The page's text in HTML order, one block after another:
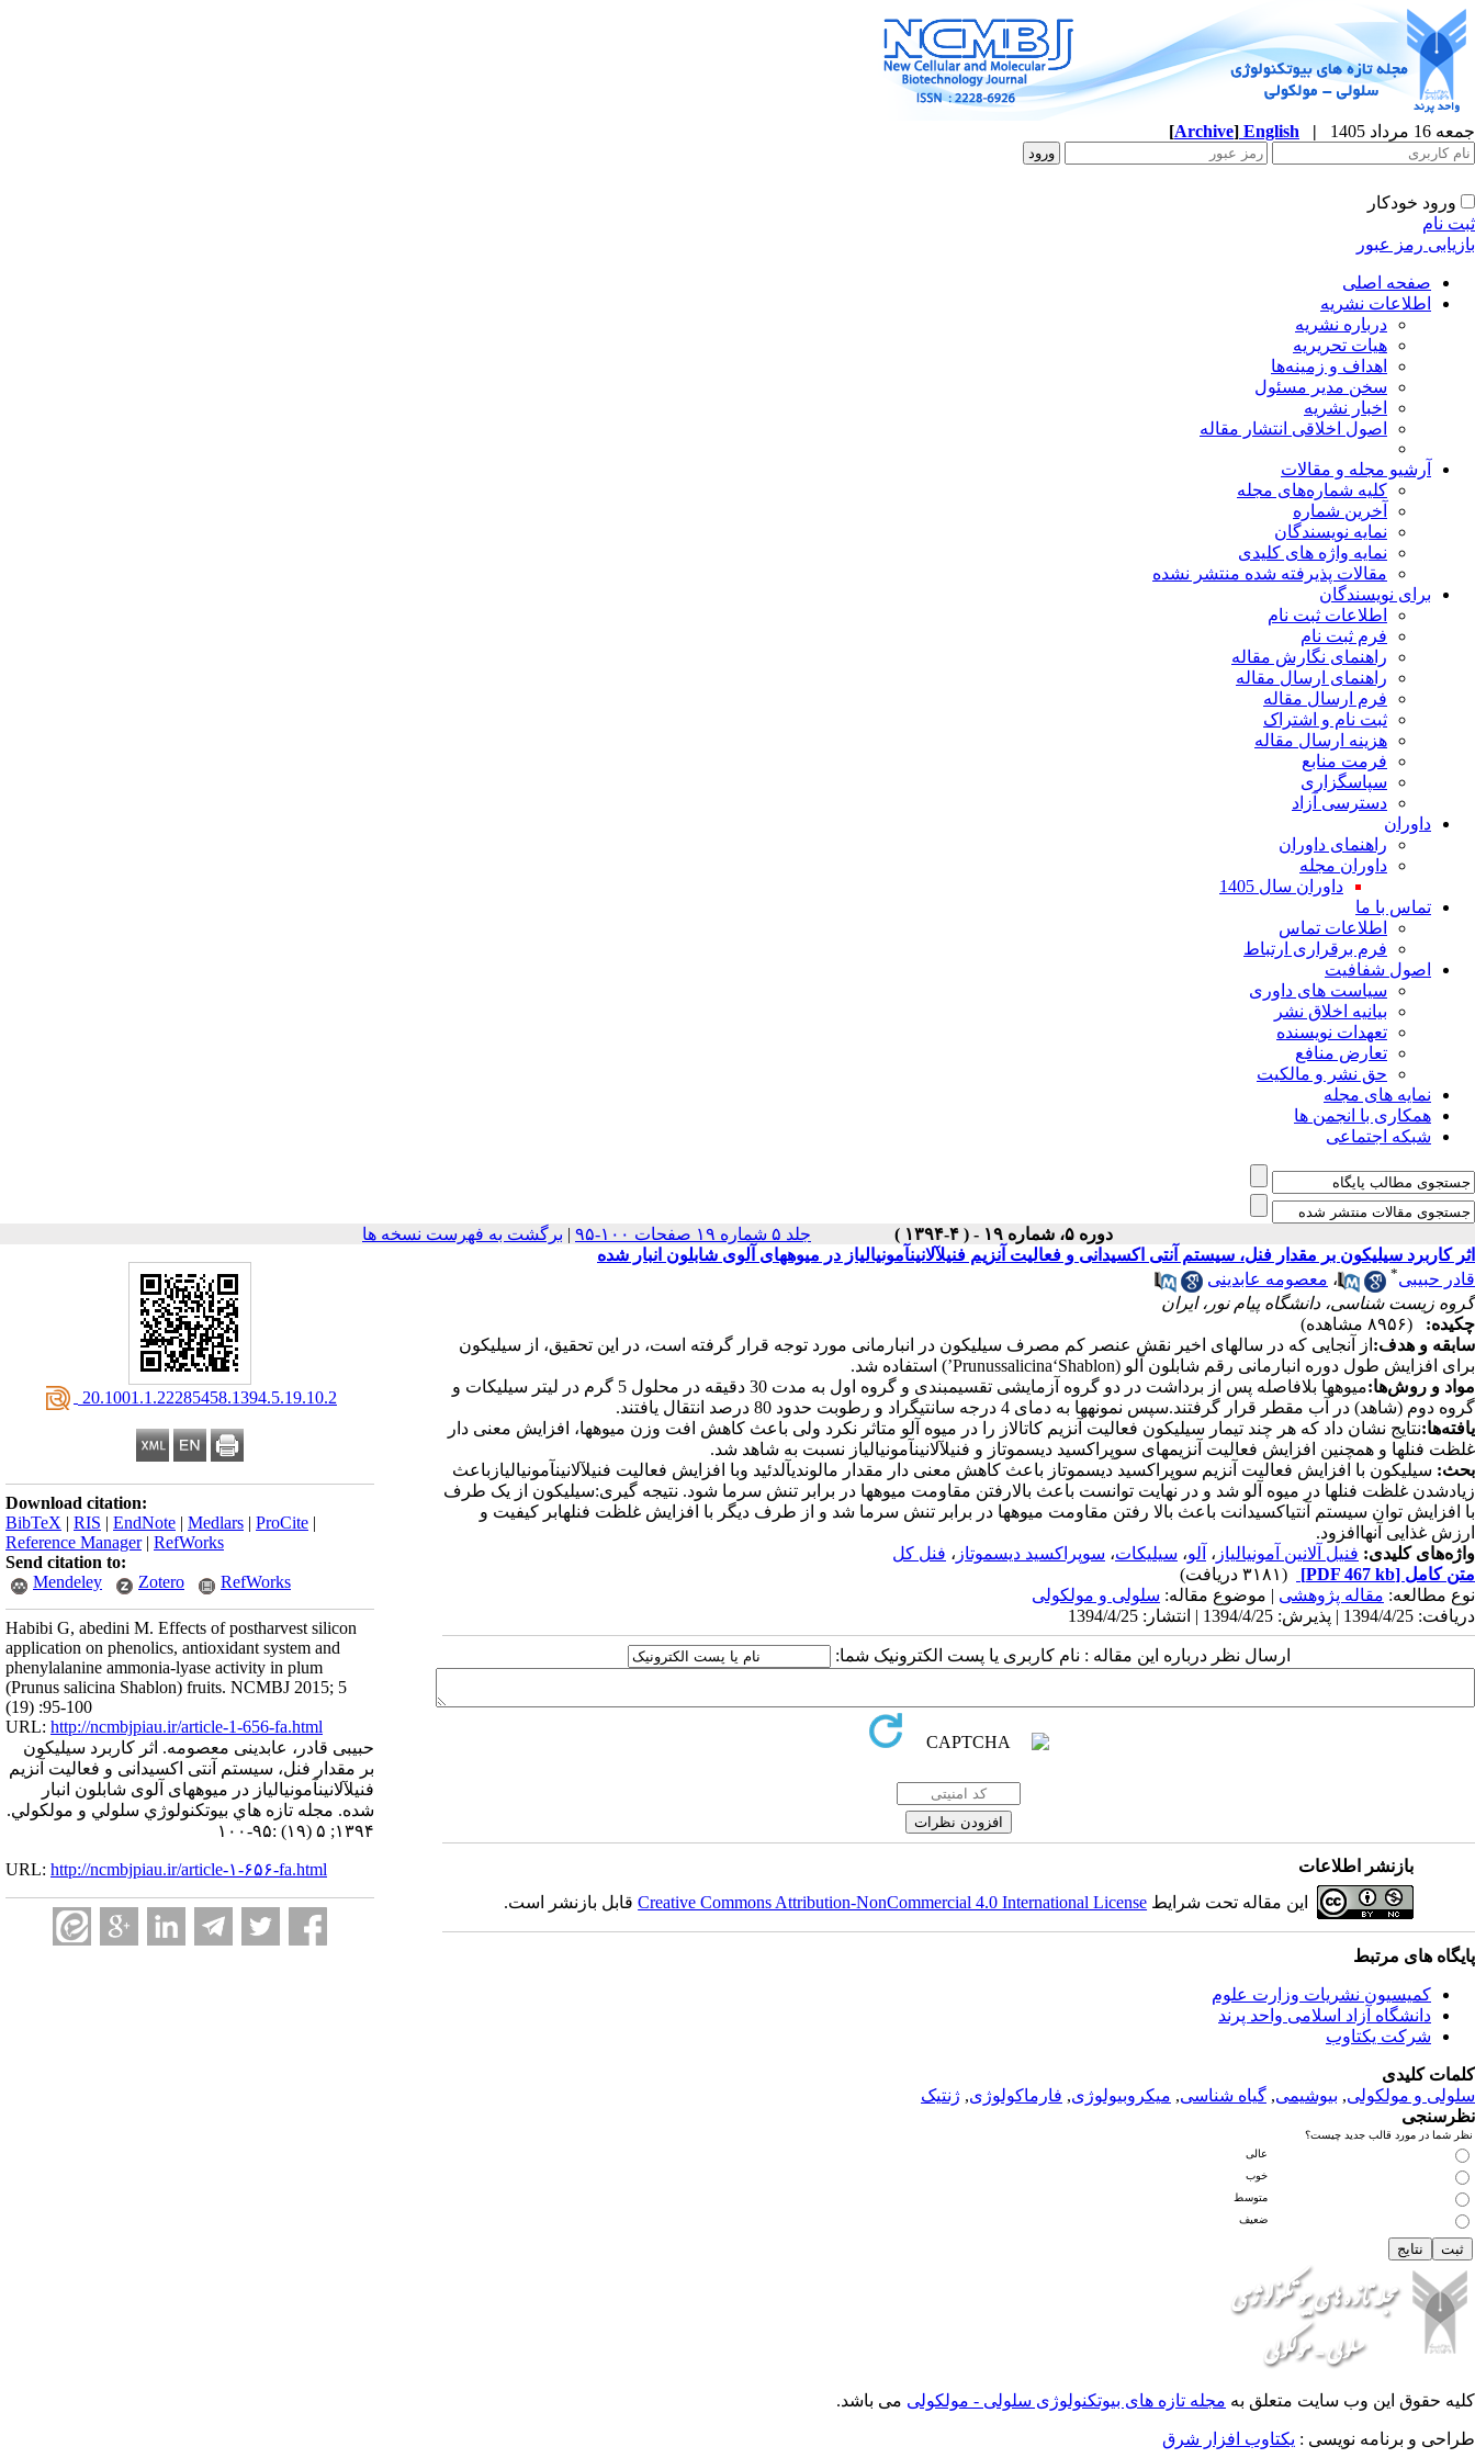
جمعه 16 مرداد 1405 |
English
[Archive]
ورود خودکار
ثبت نام
بازیابی رمز عبور
صفحه اصلی
اطلاعات نشریه
درباره نشریه
هیات تحریریه
اهداف و زمینه‌ها
سخن مدیر مسئول
اخبار نشریه
اصول اخلاقی انتشار مقاله
آرشیو مجله و مقالات
کلیه شماره‌های مجله
آخرین شماره
نمایه نویسندگان
نمایه واژه های کلیدی
مقالات پذیرفته شده منتشر نشده
برای نویسندگان
اطلاعات ثبت نام
فرم ثبت نام
راهنمای نگارش مقاله
راهنمای ارسال مقاله
فرم ارسال مقاله
ثبت نام و اشتراک
هزینه ارسال مقاله
فرمت منابع
سپاسگزاری
دسترسی آزاد
داوران
راهنمای داوران
داوران مجله
داوران سال 1405
تماس با ما
اطلاعات تماس
فرم برقراری ارتباط
اصول شفافیت
سیاست های داوری
بیانیه اخلاق نشر
تعهدات نویسنده
تعارض منافع
حق نشر و مالکیت
نمایه های مجله
همکاری با انجمن ها
شبکه اجتماعی
دوره ۵، شماره ۱۹ - ( ۴-۱۳۹۴ ) جلد ۵ شماره ۱۹ صفحات ۱۰۰-۹۵ | برگشت به فهرست نسخه ها
‎ 20.1001.1.22285458.1394.5.19.10.2
Download citation:
BibTeX | RIS | EndNote | Medlars | ProCite |
Reference Manager| RefWorks
Send citation to:
Mendeley
Zotero RefWorks
Habibi G, abedini M. Effects of postharvest silicon
application on phenolics, antioxidant system and
phenylalanine ammonia-lyase activity in plum
(Prunus salicina Shablon) fruits. NCMBJ 2015; 5
(19) :95-100
URL: http://ncmbjpiau.ir/article-1-656-fa.html
حبیبی قادر، عابدینی معصومه. اثر کاربرد سیلیکون
بر مقدار فنل، سیستم آنتی اکسیدانی و فعالیت آنزیم
فنیلآلانینآمونیالیاز در میوههای آلوی شابلون انبار
شده. مجله تازه هاي بيوتكنولوژي سلولي و مولكولي.
۱۳۹۴; ۵ (۱۹) :۹۵-۱۰۰
URL: http://ncmbjpiau.ir/article-۱-۶۵۶-fa.html
اثر کاربرد سیلیکون بر مقدار فنل، سیستم آنتی اکسیدانی و فعالیت آنزیم فنیلآلانینآمونیالیاز در میوههای آلوی شابلون انبار شده
قادر حبیبی* ، معصومه عابدینی
گروه زیست شناسی، دانشگاه پیام نور، ایران
چکیده:
(۸۹۵۶ مشاهده)
سابقه و هدف: از آنجایی که در سالهای اخیر نقش عنصر کم مصرف سیلیکون در انبارمانی مورد توجه قرار گرفته است، در این تحقیق، از سیلیکون
برای افزایش طول دوره انبارمانی رقم شابلون آلو (Prunussalicina‘Shablon’) استفاده شد.
مواد و روش‌ها:
میوهها بلافاصله پس از برداشت در دو گروه آزمایشی تقسیمبندی و گروه اول به مدت 30 دقیقه در محلول 5 گرم در لیتر سیلیکات و
گروه دوم (شاهد) در آب مقطر قرار گرفتند.سپس نمونهها به دمای 4 درجه سانتیگراد و رطوبت حدود 80 درصد انتقال یافتند.
یافته‌ها:نتایج نشان داد که هر چند تیمار سیلیکون فعالیت آنزیم کاتالاز را در میوه آلو متاثر نکرد ولی باعث کاهش افت وزن میوهها، افزایش معنی دار
غلظت فنلها و همچنین افزایش فعالیت آنزیمهای سوپراکسید دیسموتاز و فنیلآلانینآمونیالیاز نسبت به شاهد شد.
بحث: سیلیکون با افزایش فعالیت آنزیم سوپراکسید دیسموتاز باعث کاهش معنی دار مقدار مالوندیآلدئید وبا افزایش فعالیت فنیلآلانینآمونیالیازباعث
زیادشدن غلظت فنلها در میوه آلو شد و در نهایت توانست باعث بالارفتن مقاومت میوهها در برابر تنش سرما شود. نتیجه گیری:سیلیکون از یک طرف
با افزایش توان سیستم آنتیاکسیدانت باعث بالا رفتن مقاومت میوهها در برابر تنش سرما شد و از طرف دیگر با افزایش غلظت فنلهابر کیفیت و
ارزش غذایی آنهاافزود.
واژه‌های کلیدی: فنیل آلانین آمونیالیاز ، آلو، سیلیکات، سوپراکسید دیسموتاز ، فنل کل
متن کامل [PDF 467 kb]
(۳۱۸۱ دریافت)
نوع مطالعه: مقاله پژوهشی | موضوع مقاله: سلولی و مولکولی
دریافت: 1394/4/25 | پذیرش: 1394/4/25 | انتشار: 1394/4/25
ارسال نظر درباره این مقاله : نام کاربری یا پست الکترونیک شما:
بازنشر اطلاعات
این مقاله تحت شرایط Creative Commons Attribution-NonCommercial 4.0 International Licenseقابل بازنشر است.
پایگاه های مرتبط
کمیسیون نشریات وزارت علوم
دانشگاه آزاد اسلامی واحد پرند
شرکت یکتاوب
کلمات کلیدی
سلولی و مولکولی, بیوشیمی, گیاه شناسی, میکروبیولوژی, فارماکولوژی, ژنتیک
نظرسنجی
نظر شما در مورد قالب جدید چیست؟
عالی
خوب
متوسط
ضعیف
کلیه حقوق این وب سایت متعلق به مجله تازه های بیوتکنولوژی سلولی - مولکولی می باشد.
طراحی و برنامه نویسی : یکتاوب افزار شرق